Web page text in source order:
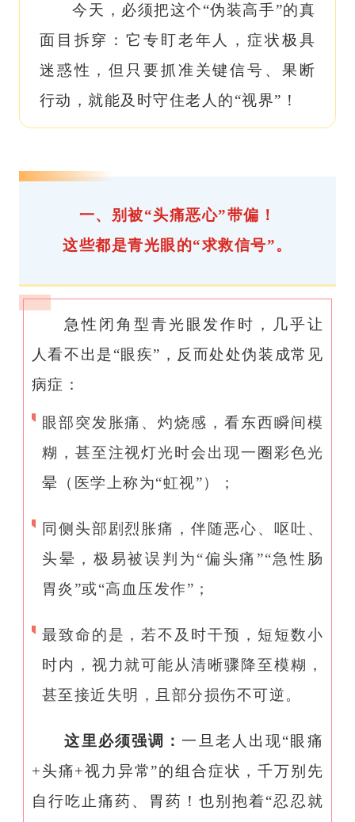
今天，必须把这个“伪装高手”的真
面目拆穿：它专盯老年人，症状极具
迷惑性，但只要抓准关键信号、果断
行动，就能及时守住老人的“视界”！
一、别被“头痛恶心”带偏！
这些都是青光眼的“求救信号”。
急性闭角型青光眼发作时，几乎让
人看不出是“眼疾”，反而处处伪装成常见
病症：
眼部突发胀痛、灼烧感，看东西瞬间模
糊，甚至注视灯光时会出现一圈彩色光
晕（医学上称为“虹视”）；
同侧头部剧烈胀痛，伴随恶心、呕吐、
头晕，极易被误判为“偏头痛”“急性肠
胃炎”或“高血压发作”；
最致命的是，若不及时干预，短短数小
时内，视力就可能从清晰骤降至模糊，
甚至接近失明，且部分损伤不可逆。
这里必须强调：一旦老人出现“眼痛
+头痛+视力异常”的组合症状，千万别先
自行吃止痛药、胃药！也别抱着“忍忍就